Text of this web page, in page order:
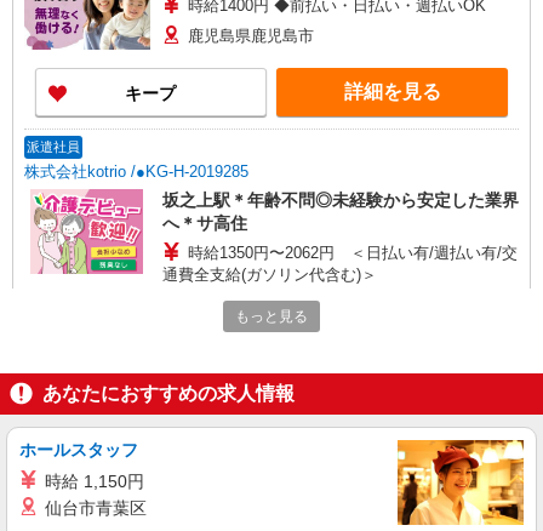
時給1400円 ◆前払い・日払い・週払いOK
鹿児島県鹿児島市
キープ 詳細を見る
派遣社員
株式会社kotrio /●KG-H-2019285
坂之上駅＊年齢不問◎未経験から安定した業界
へ＊サ高住
時給1350円〜2062円 ＜日払い有/週払い有/交
通費全支給(ガソリン代含む)＞
鹿児島市 ≪最寄駅：坂之上≫
派遣社員
株式会社kotrio /●KG-H-1879018
高見馬場駅／シニア向けマンションSTAFF＊
時給1350円〜2062円 ＜日払い有/週払い有/交
もっと見る
あなたにおすすめの求人情報
ホールスタッフ
時給 1,150円
仙台市青葉区